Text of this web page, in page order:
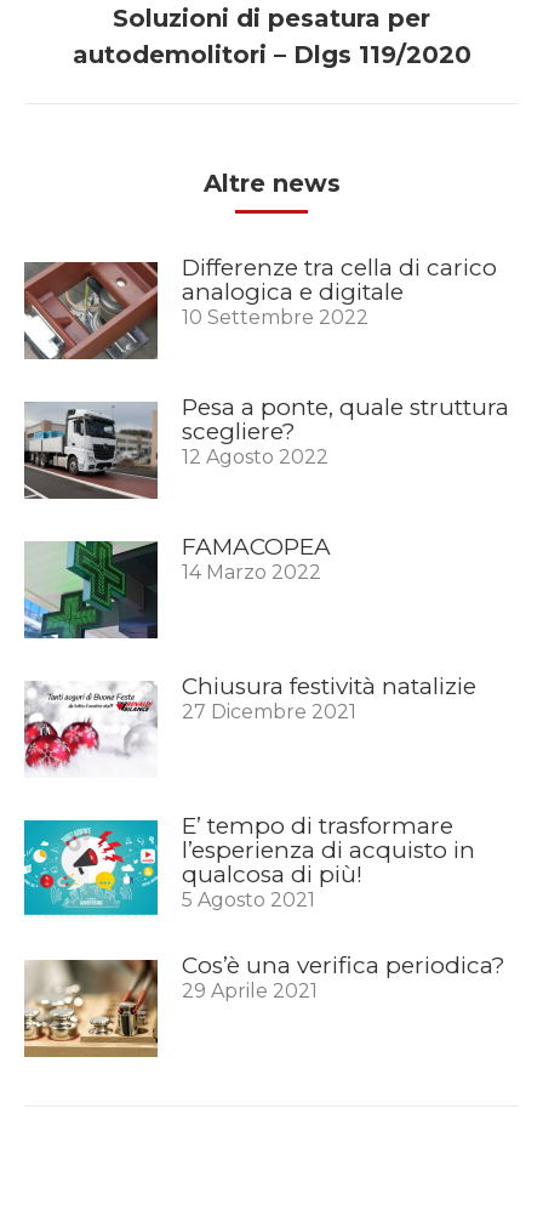
Next
post:
Soluzioni di pesatura per
autodemolitori – Dlgs 119/2020
Altre news
Differenze tra cella di carico
analogica e digitale
10 Settembre 2022
Pesa a ponte, quale struttura
scegliere?
12 Agosto 2022
FAMACOPEA
14 Marzo 2022
Chiusura festività natalizie
27 Dicembre 2021
E’ tempo di trasformare
l’esperienza di acquisto in
qualcosa di più!
5 Agosto 2021
Cos’è una verifica periodica?
29 Aprile 2021